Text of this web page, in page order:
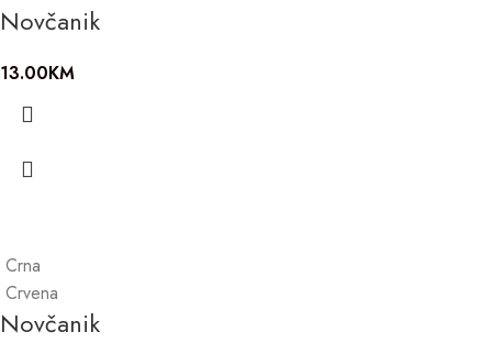
Novčanik
13.00KM
Crna
Crvena
Novčanik